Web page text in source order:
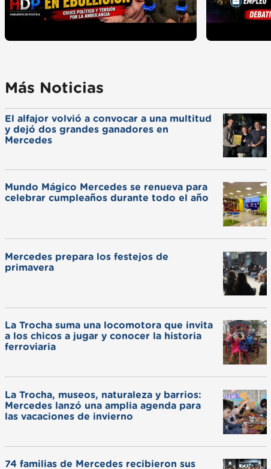
Más Noticias
El alfajor volvió a convocar a una multitud
y dejó dos grandes ganadores en
Mercedes
Mundo Mágico Mercedes se renueva para
celebrar cumpleaños durante todo el año
Mercedes prepara los festejos de
primavera
La Trocha suma una locomotora que invita
a los chicos a jugar y conocer la historia
ferroviaria
La Trocha, museos, naturaleza y barrios:
Mercedes lanzó una amplia agenda para
las vacaciones de invierno
74 familias de Mercedes recibieron sus